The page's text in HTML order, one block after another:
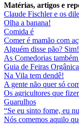
Matérias, artigos e
Claude Fischler e os
Olha a banana!
Comida é
Comer é mamão com
Alguém disse pão?
As Comedorias
Guia de Feiras
Na Vila tem dendê!
A gente não quer só
Os agricultores que
Guarulhos
“Se eu sinto fome, eu
Nós comemos aquilo